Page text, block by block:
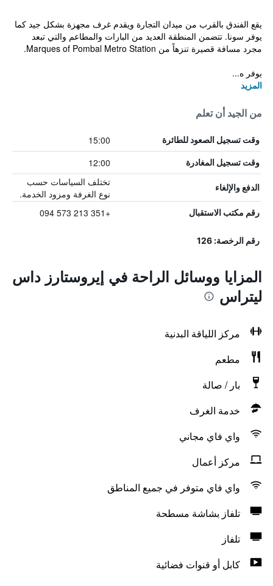
يقع الفندق بالقرب من ميدان التجارة ويقدم غرف مجهزة بشكل جيد كما
يوفر سونا. تتضمن المنطقة العديد من البارات والمطاعم والتي تبعد
مجرد مسافة قصيرة تنزهاً من Marques of Pombal Metro Station.
يوفر ه...
المزيد
من الجيد أن تعلم
وقت تسجيل الصعود للطائرة 15:00
وقت تسجيل المغادرة 12:00
الدفع والإلغاء
تختلف السياسات حسب
نوع الغرفة ومزود الخدمة.
رقم مكتب الاستقبال +351 213 573 094
رقم الرخصة: 126
المزايا ووسائل الراحة في إيروستارز داس
ليتراس
مركز اللياقة البدنية
مطعم
بار / صالة
خدمة الغرف
واي فاي مجاني
مركز أعمال
واي فاي متوفر في جميع المناطق
تلفاز بشاشة مسطحة
تلفاز
كابل أو قنوات فضائية